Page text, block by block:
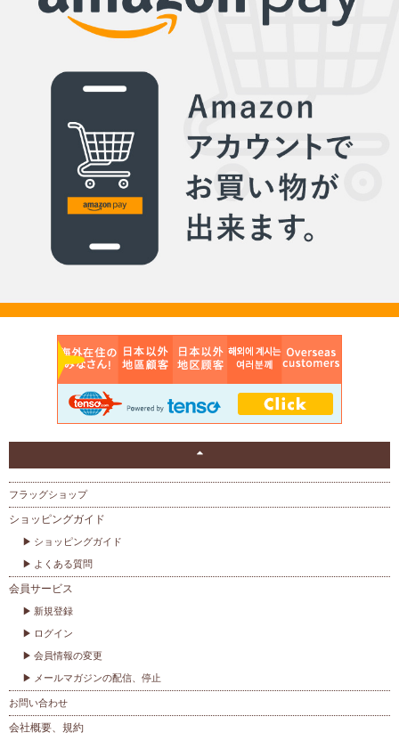
フラッグショップ
ショッピングガイド
ショッピングガイド
よくある質問
会員サービス
新規登録
ログイン
会員情報の変更
メールマガジンの配信、停止
お問い合わせ
会社概要、規約